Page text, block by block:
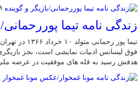
۱۹
زندگی نامه تیما پوررحمانی/
تیما پور
فوق لیسانس ادبیات نمایشی است، بجز
هدفش رسید به قله های موفقیت در عرصه